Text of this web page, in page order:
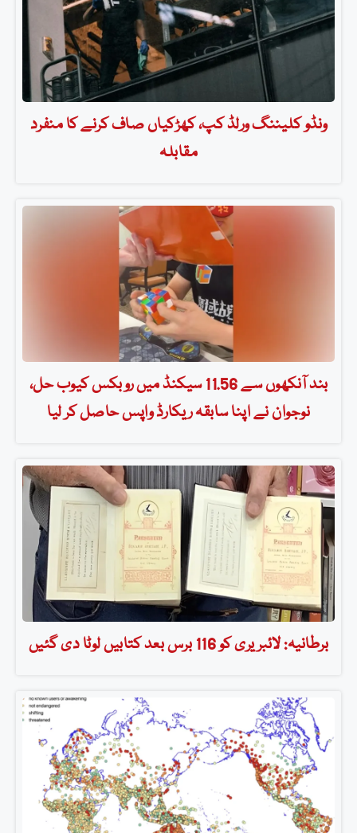
ونڈو کلیننگ ورلڈ کپ، کھڑکیاں صاف کرنے کا منفرد
مقابلہ
بند آنکھوں سے 11.56 سیکنڈ میں روبکس کیوب حل،
نوجوان نے اپنا سابقہ ریکارڈ واپس حاصل کر لیا
برطانیہ: لائبریری کو 116 برس بعد کتابیں لوٹا دی گئیں